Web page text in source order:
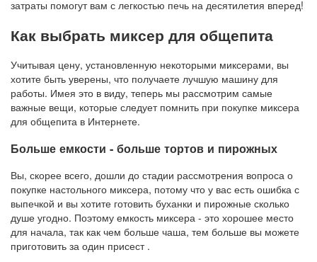
затраты помогут вам с легкостью печь на десятилетия вперед!
Как выбрать миксер для общепита
Учитывая цену, установленную некоторыми миксерами, вы
хотите быть уверены, что получаете лучшую машину для
работы. Имея это в виду, теперь мы рассмотрим самые
важные вещи, которые следует помнить при покупке миксера
для общепита в Интернете.
Больше емкости - больше тортов и пирожных
Вы, скорее всего, дошли до стадии рассмотрения вопроса о
покупке настольного миксера, потому что у вас есть ошибка с
выпечкой и вы хотите готовить буханки и пирожные сколько
душе угодно. Поэтому емкость миксера - это хорошее место
для начала, так как чем больше чаша, тем больше вы можете
приготовить за один присест .